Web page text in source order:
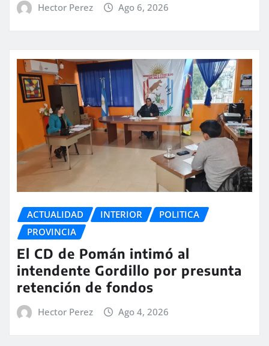
Hector Perez Ago 6, 2026
ACTUALIDAD INTERIOR
POLITICA
PROVINCIA
El CD de Pomán intimó al
intendente Gordillo por presunta
retención de fondos
Hector Perez Ago 4, 2026